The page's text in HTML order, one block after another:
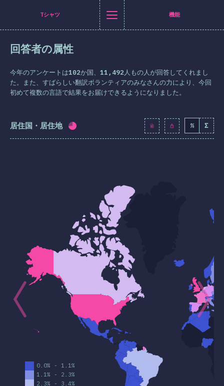
JP] general.title
[ja-JP] general.back_to_intro
[ja-JP] general.close_nav
ャツ
アウト
セレクタ
ポストプロセサ
ームワーク
のツール
環境
ェアにシェア
LinkedInにシェア
メールで共有
Tシャツ 機能
回答者の属性
今年のアンケートは102か国、 11,492人もの人が回答してくれまし
た。また、すばらしい翻訳ボランティアのみなさんの力により、今回
初めて複数の言語で結果をお届けできるようになりました。
居住国・居住地 回答記入率： ( 8195 ) % Σ
Navigated to [ja-JP] general.title